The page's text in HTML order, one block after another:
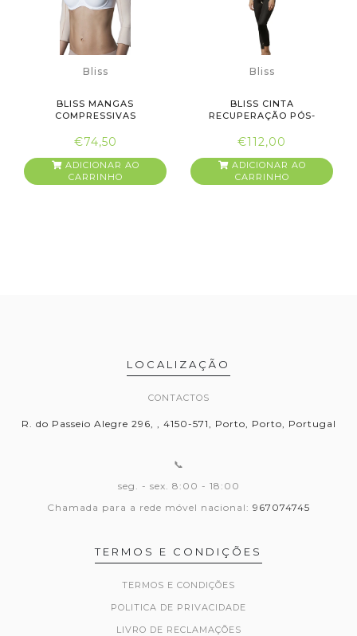
Bliss
BLISS MANGAS
COMPRESSIVAS
€74,50
ADICIONAR AO
CARRINHO
Bliss
BLISS CINTA
RECUPERAÇÃO PÓS-
€112,00
ADICIONAR AO
CARRINHO
LOCALIZAÇÃO
CONTACTOS
R. do Passeio Alegre 296, , 4150-571, Porto, Porto, Portugal
📞
seg. - sex. 8:00 - 18:00
Chamada para a rede móvel nacional: 967074745
TERMOS E CONDIÇÕES
TERMOS E CONDIÇÕES
POLITICA DE PRIVACIDADE
LIVRO DE RECLAMAÇÕES